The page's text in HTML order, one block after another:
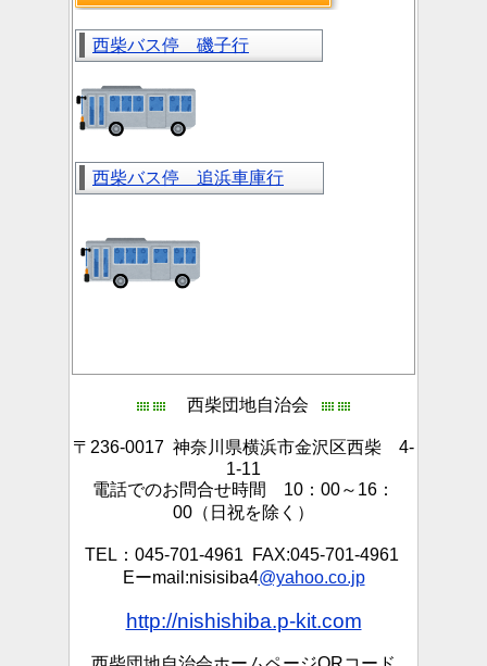
西柴バス停 磯子行
西柴バス停 追浜車庫行
西柴団地自治会
〒236-0017 神奈川県横浜市金沢区西柴 4-
1-11
電話でのお問合せ時間 10：00～16：
00（日祝を除く）
TEL：045-701-4961 FAX:045-701-4961
Eーmail:nisisiba4@yahoo.co.jp
http://nishishiba.p-kit.com